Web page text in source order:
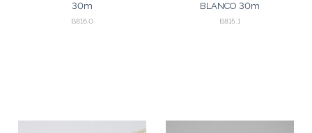
30m
B816.0
BLANCO 30m
B815.1